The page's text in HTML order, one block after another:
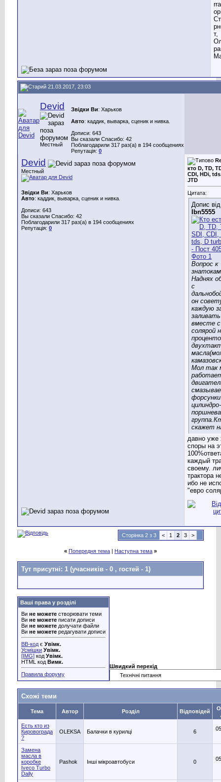
т,
21.03.2017, 23:03
Devid
Местный
Звідки Ви: Харьков
Авто: каддик, выварка, сценик и нивка.
Дописи: 643
Вы сказали Спасибо: 42
Поблагодарили 317 раз(а) в 194 сообщениях
Репутація: 0
Devid
Местный
Звідки Ви: Харьков
Авто: каддик, выварка, сценик и нивка.
Дописи: 643
Вы сказали Спасибо: 42
Поблагодарили 317 раз(а) в 194 сообщениях
Репутація: 0
кто D, TD,
CDI, HDi,
JTD
Цитата:
Допис від
Ibn5555
Вопрос к
Наднях
с
он
каждую
вместе с
солярой
Мол так
цилиндро-
скажет
давно уже
споры на
каждый
своему.
трактора
ибо не
"евро
Сторінка 2 з 3 < 1 2 3 >
« Попередня тема | Наступна тема »
Тут присутні: 1 (учасників - 0 , гостей - 1)
Ваші права у розділі
Ви не можете створювати теми
Ви не можете писати дописи
Ви не можете долучати файли
Ви не можете редагувати дописи
BB-код є Увімк.
Усмішки Увімк.
[IMG] код Увімк.
HTML код Вимк.
Правила форуму
Швидкий перехід
Схожі теми
Тема Автор Розділ Відповідей
Есть кто из
Кировограда
?
OLEKSA Балачки в курилці 6
Замена
масла в
коробке
Iveco Turbo
Daily
Pashok Інші мікроавтобуси 0